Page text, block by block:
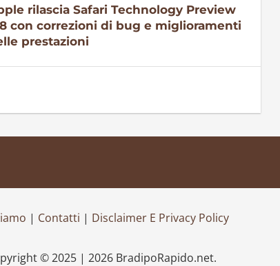
rilascia Safari Technology Preview
con correzioni di bug e miglioramenti
prestazioni
| Contatti | Disclaimer E Privacy Policy
© 2025 | 2026 BradipoRapido.net.